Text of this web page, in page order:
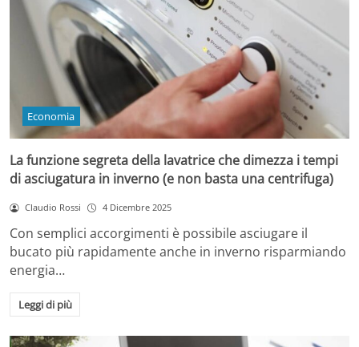
Economia
La funzione segreta della lavatrice che dimezza i tempi
di asciugatura in inverno (e non basta una centrifuga)
Claudio Rossi 4 Dicembre 2025
Con semplici accorgimenti è possibile asciugare il
bucato più rapidamente anche in inverno risparmiando
energia…
Leggi di più